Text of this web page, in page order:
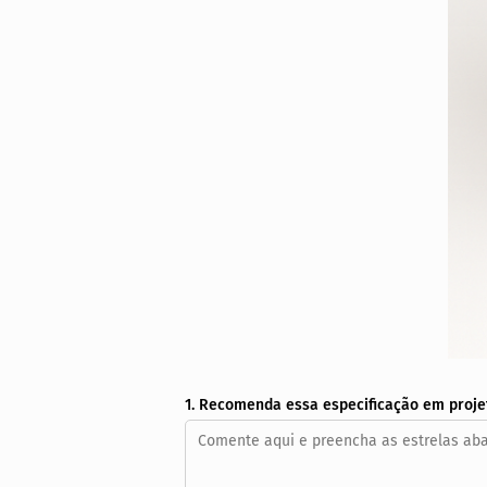
1. Recomenda essa especificação em